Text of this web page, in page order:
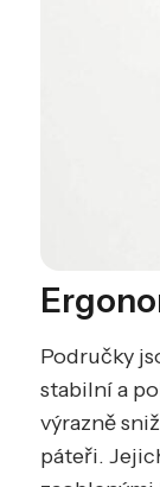
Područky
stabilní a
výrazně
páteři.